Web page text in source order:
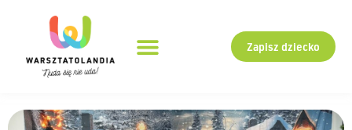
Zapisz dziecko